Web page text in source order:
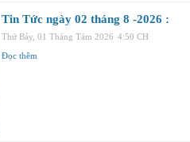
Tin Tức ngày 02 tháng 8 -2026 :
Thứ Bảy, 01 Tháng Tám 2026 4:50 CH
Đọc thêm